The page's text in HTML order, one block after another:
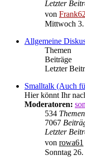
Letzter
von Frank62
Mittwoch 3.
Allgemeine
Themen
Beiträge
Letzter
Smalltalk (Auch
Hier könnt Ihr
Moderatoren:
534 Themen
7067
Letzter
von rowa61
Sonntag